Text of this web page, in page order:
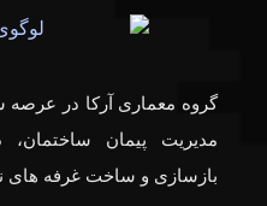
گروه معماری آرکا در
مدیریت پیمان ساختمان،
بازسازی و ساخت غرفه های